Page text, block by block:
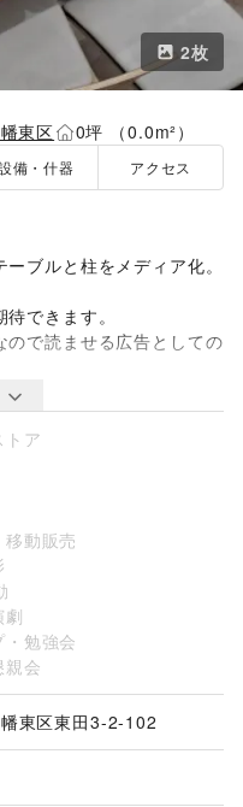
2枚
東区 0坪 （0.0m²）
備・什器 アクセス
ブルと柱をメディア化。
できます。
ので読ませる広告としての
ます。
※マットラミネート加工
トア
動販売
劇
勉強会
会
東区東田3-2-102